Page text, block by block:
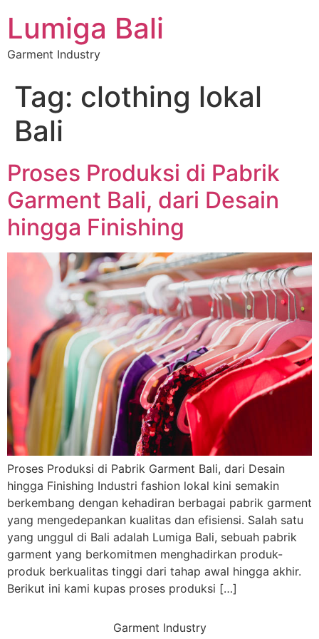
Lumiga Bali
Garment Industry
Tag: clothing lokal
Bali
Proses Produksi di Pabrik
Garment Bali, dari Desain
hingga Finishing
Proses Produksi di Pabrik Garment Bali, dari Desain
hingga Finishing Industri fashion lokal kini semakin
berkembang dengan kehadiran berbagai pabrik garment
yang mengedepankan kualitas dan efisiensi. Salah satu
yang unggul di Bali adalah Lumiga Bali, sebuah pabrik
garment yang berkomitmen menghadirkan produk-
produk berkualitas tinggi dari tahap awal hingga akhir.
Berikut ini kami kupas proses produksi […]
Garment Industry